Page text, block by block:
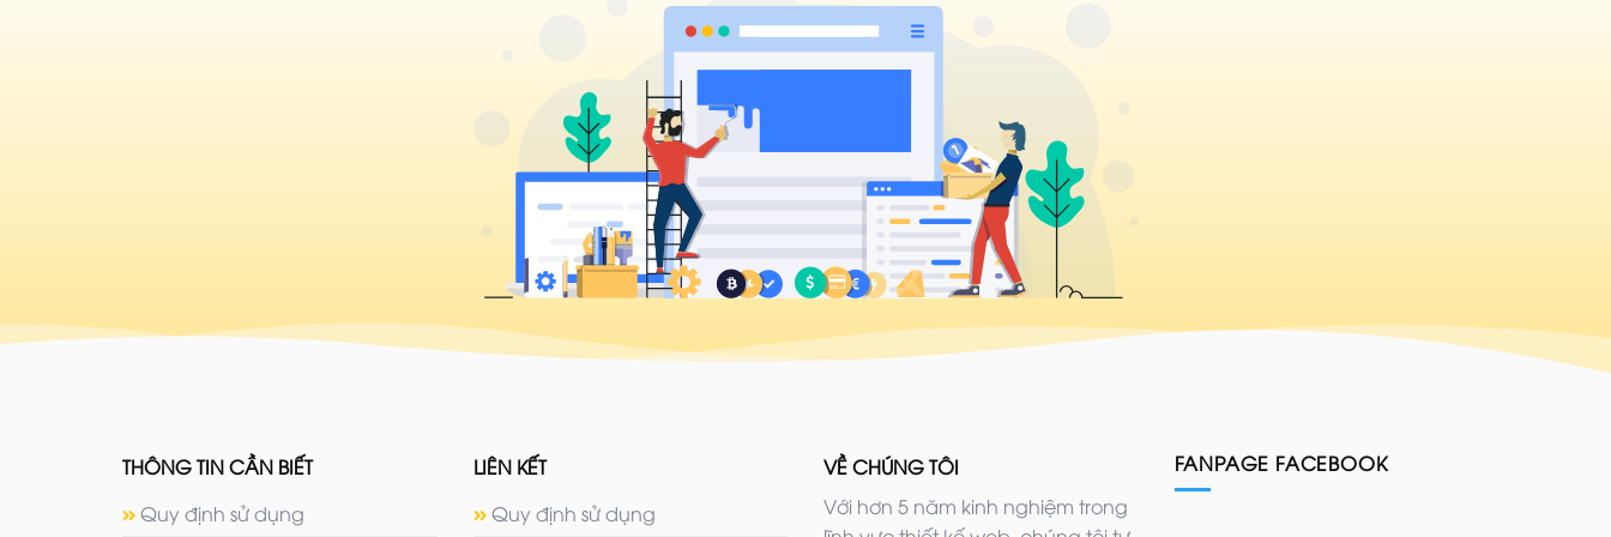
THÔNG TIN CẦN BIẾT
Quy định sử dụng
LIÊN KẾT
Quy định sử dụng
VỀ CHÚNG TÔI
Với hơn 5 năm kinh nghiệm trong
FANPAGE FACEBOOK